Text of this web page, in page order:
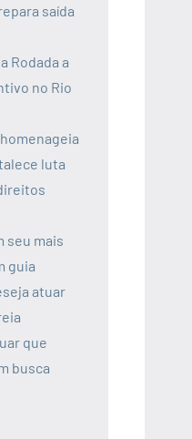
saída
Rodada a
no Rio
luta
seu mais
guia
atuar
que
busca